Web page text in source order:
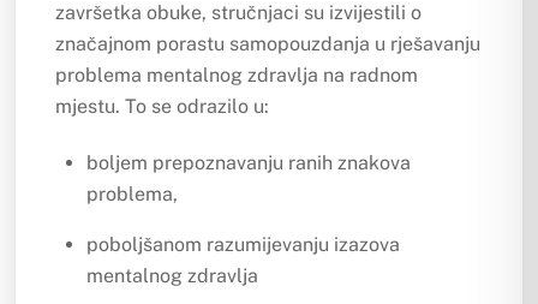
završetka obuke, stručnjaci su izvijestili o
značajnom porastu samopouzdanja u rješavanju
problema mentalnog zdravlja na radnom
mjestu. To se odrazilo u:
boljem prepoznavanju ranih znakova
problema,
poboljšanom razumijevanju izazova
mentalnog zdravlja